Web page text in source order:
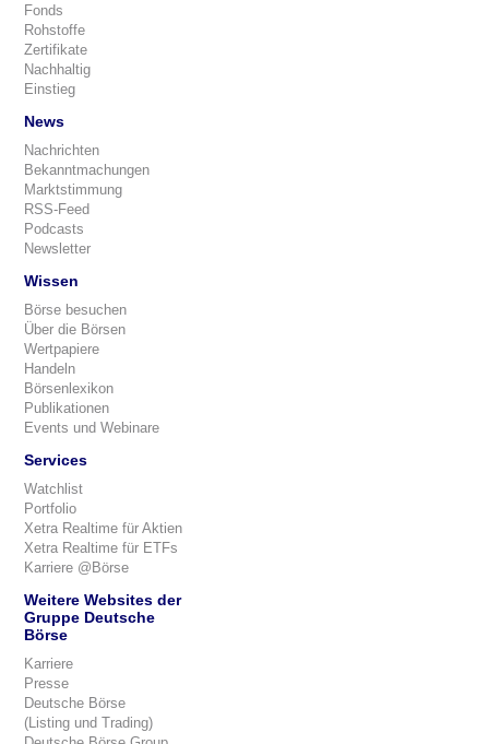
Fonds
Rohstoffe
Zertifikate
Nachhaltig
Einstieg
News
Nachrichten
Bekanntmachungen
Marktstimmung
RSS-Feed
Podcasts
Newsletter
Wissen
Börse besuchen
Über die Börsen
Wertpapiere
Handeln
Börsenlexikon
Publikationen
Events und Webinare
Services
Watchlist
Portfolio
Xetra Realtime für Aktien
Xetra Realtime für ETFs
Karriere @Börse
Weitere Websites der
Gruppe Deutsche
Börse
Karriere
Presse
Deutsche Börse
(Listing und Trading)